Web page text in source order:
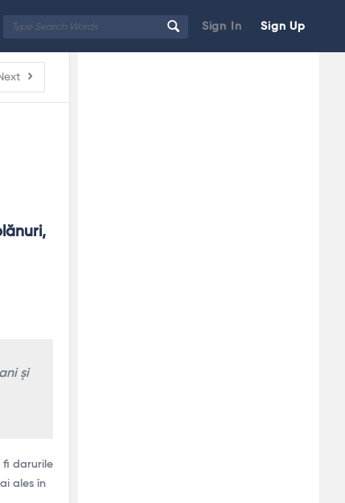
Sign In Sign Up
și
fi darurile
ales în